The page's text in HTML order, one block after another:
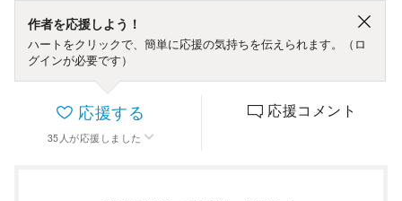
作者を応援しよう！
ハートをクリックで、簡単に応援の気持ちを伝えられます。（ロ
グインが必要です）
応援する
35 人 が応援しました
応援コメント